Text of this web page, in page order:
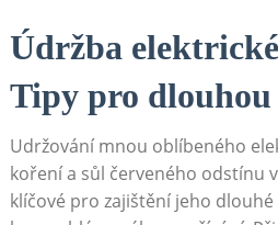
Údržba
Tipy pro
Udržování mnou oblíbeného
koření a⁣ sůl ⁤červeného odstínu
klíčové pro zajištění jeho